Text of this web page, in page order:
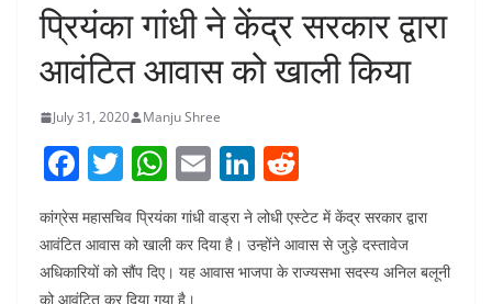
प्रियंका गांधी ने केंद्र सरकार द्वारा
आवंटित आवास को खाली किया
July 31, 2020 Manju Shree
F
c
e
T
w
itt
er
W
at
s
E
ai
l
Li
n
k
e
e
d
di
कांग्रेस महासचिव प्रियंका गांधी वाड्रा ने लोधी एस्टेट में केंद्र सरकार द्वारा
आवंटित आवास को खाली कर दिया है। उन्होंने आवास से जुड़े दस्तावेज
अधिकारियों को सौंप दिए। यह आवास भाजपा के राज्यसभा सदस्य अनिल बलूनी
को आवंटित कर दिया गया है।